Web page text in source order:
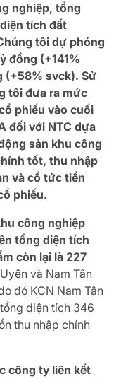
nghiệp, tổng
tích đất
tôi dự phóng
đồng (+141%
(+58% svck). Sử
tôi đưa ra mức
phiếu vào cuối
đối với NTC dựa
sản khu công
tốt, thu nhập
và cổ tức tiền
phiếu.
công nghiệp
tổng diện tích
còn lại là 227
và Nam Tân
đó KCN Nam Tân
diện tích 346
thu nhập chính
công ty liên kết